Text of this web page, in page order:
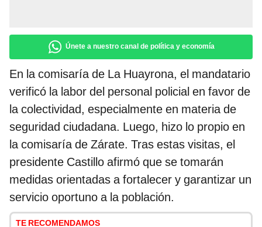
Únete a nuestro canal de política y economía
En la comisaría de La Huayrona, el mandatario
verificó la labor del personal policial en favor de
la colectividad, especialmente en materia de
seguridad ciudadana. Luego, hizo lo propio en
la comisaría de Zárate. Tras estas visitas, el
presidente Castillo afirmó que se tomarán
medidas orientadas a fortalecer y garantizar un
servicio oportuno a la población.
TE RECOMENDAMOS